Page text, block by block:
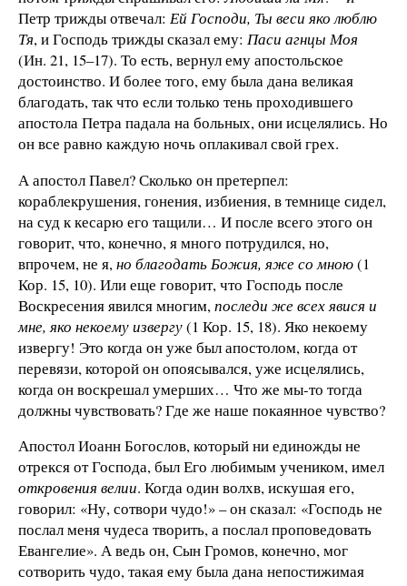
Петр трижды отвечал: Ей Господи, Ты веси яко люблю
Тя, и Господь трижды сказал ему: Паси агнцы Моя
(Ин. 21, 15–17). То есть, вернул ему апостольское
достоинство. И более того, ему была дана великая
благодать, так что если только тень проходившего
апостола Петра падала на больных, они исцелялись. Но
он все равно каждую ночь оплакивал свой грех.
А апостол Павел? Сколько он претерпел:
кораблекрушения, гонения, избиения, в темнице сидел,
на суд к кесарю его тащили… И после всего этого он
говорит, что, конечно, я много потрудился, но,
впрочем, не я, но благодать Божия, яже со мною(1
Кор. 15, 10). Или еще говорит, что Господь после
Воскресения явился многим, последи же всех явися и
мне, яко некоему извергу(1 Кор. 15, 18). Яко некоему
извергу! Это когда он уже был апостолом, когда от
перевязи, которой он опоясывался, уже исцелялись,
когда он воскрешал умерших… Что же мы-то тогда
должны чувствовать? Где же наше покаянное чувство?
Апостол Иоанн Богослов, который ни единожды не
отрекся от Господа, был Его любимым учеником, имел
откровения велии. Когда один волхв, искушая его,
говорил: «Ну, сотвори чудо!» – он сказал: «Господь не
послал меня чудеса творить, а послал проповедовать
Евангелие». А ведь он, Сын Громов, конечно, мог
сотворить чудо, такая ему была дана непостижимая